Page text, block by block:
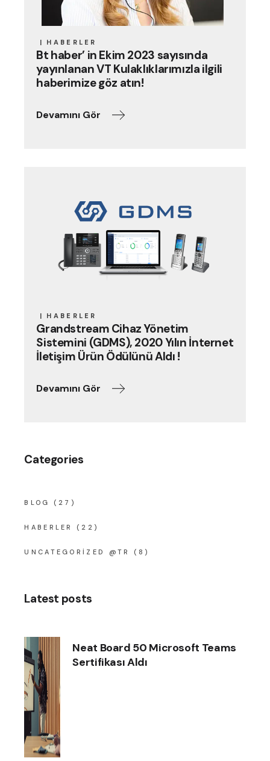
HABERLER
Bt haber’ in Ekim 2023 sayısında
yayınlanan VT Kulaklıklarımızla ilgili
haberimize göz atın!
Devamını Gör
HABERLER
Grandstream Cihaz Yönetim
Sistemini (GDMS), 2020 Yılın İnternet
İletişim Ürün Ödülünü Aldı !
Devamını Gör
Categories
BLOG (27)
HABERLER (22)
UNCATEGORIZED @TR (8)
Latest posts
Neat Board 50 Microsoft Teams
Sertifikası Aldı